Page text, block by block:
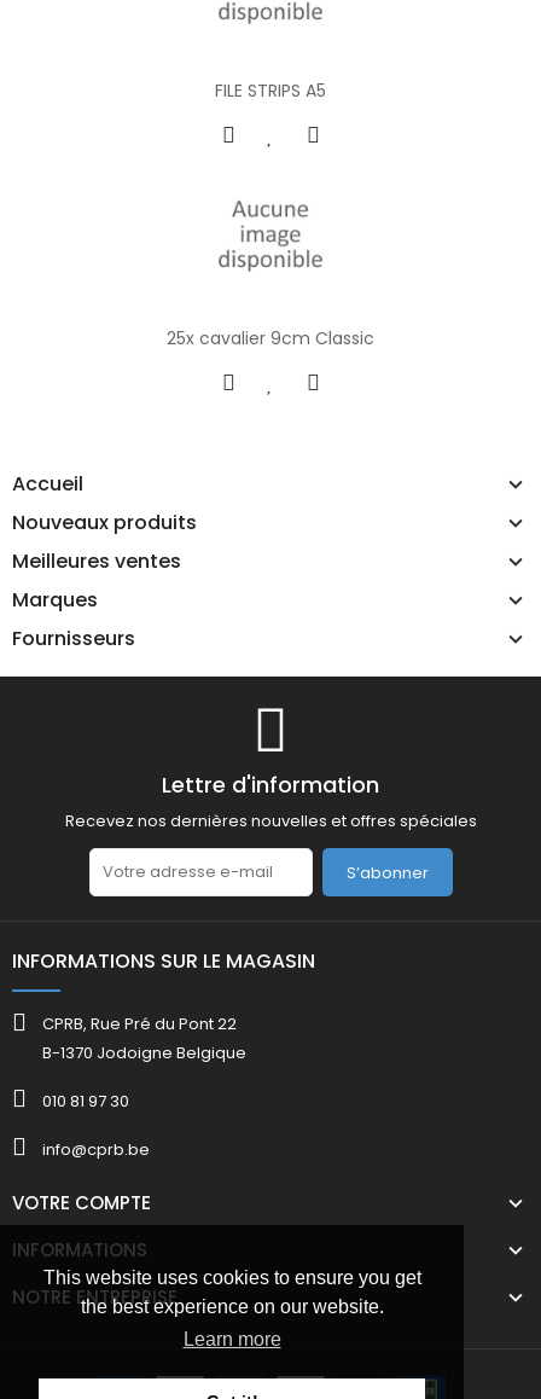
This website uses cookies to ensure you get
the best experience on our website.
Learn more
Accueil
Nouveaux produits
Meilleures ventes
Marques
Fournisseurs
FILE STRIPS A5
25x cavalier 9cm Classic
Lettre d'information
Recevez nos dernières nouvelles et offres spéciales
S’abonner
INFORMATIONS SUR LE MAGASIN
CPRB, Rue Pré du Pont 22
B-1370 Jodoigne Belgique
010 81 97 30
info@cprb.be
VOTRE COMPTE
INFORMATIONS
NOTRE ENTREPRISE